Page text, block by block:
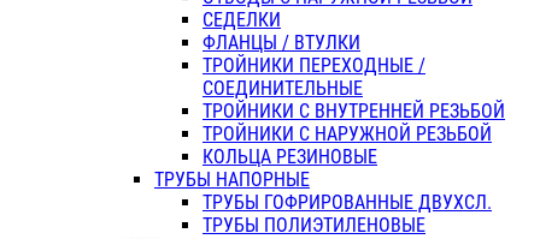
СЕДЕЛКИ
ФЛАНЦЫ / ВТУЛКИ
ТРОЙНИКИ ПЕРЕХОДНЫЕ /
СОЕДИНИТЕЛЬНЫЕ
ТРОЙНИКИ С ВНУТРЕННЕЙ РЕЗЬБОЙ
ТРОЙНИКИ С НАРУЖНОЙ РЕЗЬБОЙ
КОЛЬЦА РЕЗИНОВЫЕ
ТРУБЫ НАПОРНЫЕ
ТРУБЫ ГОФРИРОВАННЫЕ ДВУХСЛ.
ТРУБЫ ПОЛИЭТИЛЕНОВЫЕ